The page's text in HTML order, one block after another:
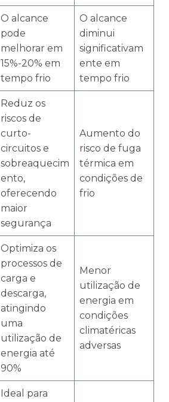
O alcance
pode
melhorar em
15%-20% em
tempo frio
O alcance
diminui
significativam
ente em
tempo frio
Reduz os
riscos de
curto-
circuitos e
sobreaquecim
ento,
oferecendo
maior
segurança
Aumento do
risco de fuga
térmica em
condições de
frio
Optimiza os
processos de
carga e
descarga,
atingindo
uma
utilização de
energia até
90%
Menor
utilização de
energia em
condições
climatéricas
adversas
Ideal para